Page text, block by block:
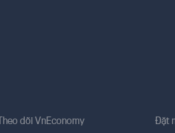
Theo dõi VnEconomy Đặt